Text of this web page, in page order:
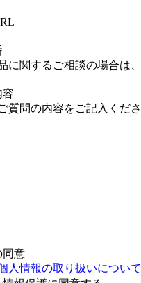
に関するご相談の場合は
容
質問の内容をご記入くださ
同意
人情報の取り扱いについ